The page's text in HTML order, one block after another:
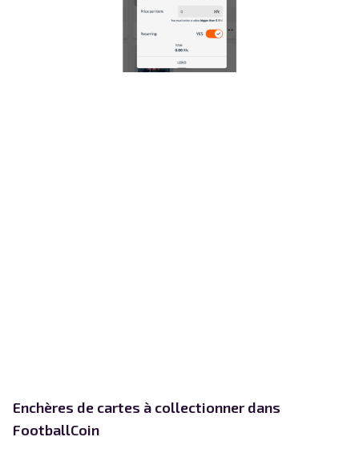
Enchères de cartes à collectionner dans
FootballCoin